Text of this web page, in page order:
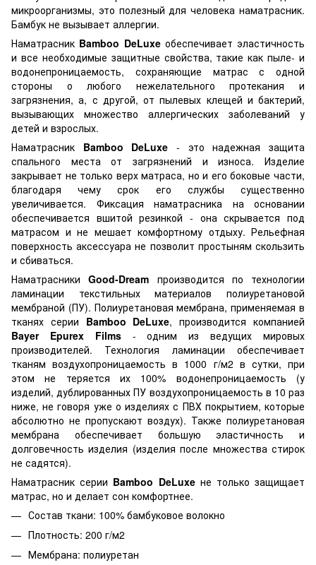
микроорганизмы, это полезный для человека наматрасник.
Бамбук не вызывает аллергии.
Наматрасник Bamboo DeLuxeобеспечивает эластичность
и все необходимые защитные свойства, такие как пыле- и
водонепроницаемость, сохраняющие матрас с одной
стороны о любого нежелательного протекания и
загрязнения, а, с другой, от пылевых клещей и бактерий,
вызывающих множество аллергических заболеваний у
детей и взрослых.
Наматрасник Bamboo DeLuxe - это надежная защита
спального места от загрязнений и износа. Изделие
закрывает не только верх матраса, но и его боковые части,
благодаря чему срок его службы существенно
увеличивается. Фиксация наматрасника на основании
обеспечивается вшитой резинкой - она скрывается под
матрасом и не мешает комфортному отдыху. Рельефная
поверхность аксессуара не позволит простыням скользить
и сбиваться.
НаматрасникиGood-Dream производится по технологии
ламинации текстильных материалов полиуретановой
мембраной (ПУ). Полиуретановая мембрана, применяемая в
тканях серии Bamboo DeLuxe, производится компанией
Bayer Epurex Films- одним из ведущих мировых
производителей. Технология ламинации обеспечивает
тканям воздухопроницаемость в 1000 г/м2 в сутки, при
этом не теряется их 100% водонепроницаемость (у
изделий, дублированных ПУ воздухопроницаемость в 10 раз
ниже, не говоря уже о изделиях с ПВХ покрытием, которые
абсолютно не пропускают воздух). Также полиуретановая
мембрана обеспечивает большую эластичность и
долговечность изделия (изделия после множества стирок
не садятся).
Наматрасник серии Bamboo DeLuxeне только защищает
матрас, но и делает сон комфортнее.
Состав ткани: 100% бамбуковое волокно
Плотность: 200 г/м2
Мембрана: полиуретан